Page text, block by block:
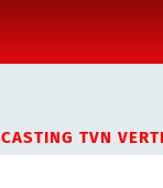
CASTING TVN